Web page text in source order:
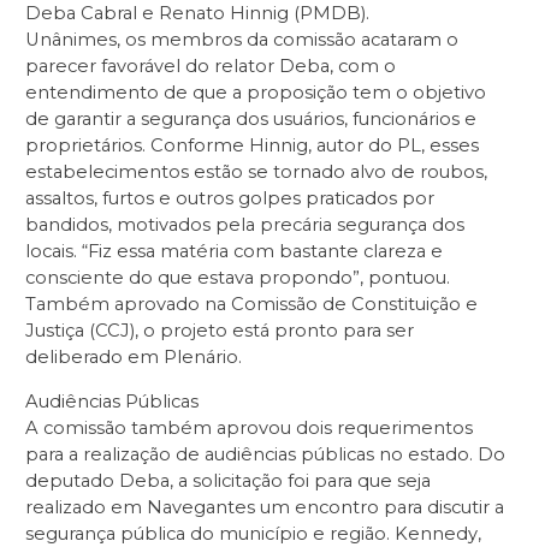
Deba Cabral e Renato Hinnig (PMDB).
Unânimes, os membros da comissão acataram o
parecer favorável do relator Deba, com o
entendimento de que a proposição tem o objetivo
de garantir a segurança dos usuários, funcionários e
proprietários. Conforme Hinnig, autor do PL, esses
estabelecimentos estão se tornado alvo de roubos,
assaltos, furtos e outros golpes praticados por
bandidos, motivados pela precária segurança dos
locais. “Fiz essa matéria com bastante clareza e
consciente do que estava propondo”, pontuou.
Também aprovado na Comissão de Constituição e
Justiça (CCJ), o projeto está pronto para ser
deliberado em Plenário.
Audiências Públicas
A comissão também aprovou dois requerimentos
para a realização de audiências públicas no estado. Do
deputado Deba, a solicitação foi para que seja
realizado em Navegantes um encontro para discutir a
segurança pública do município e região. Kennedy,